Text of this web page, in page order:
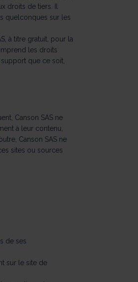
droits de tiers. Il
quelconques sur les
à titre gratuit, pour la
les droits
que ce soit,
Canson SAS ne
à leur contenu,
Canson SAS ne
sites ou sources
de ses
sur le site de